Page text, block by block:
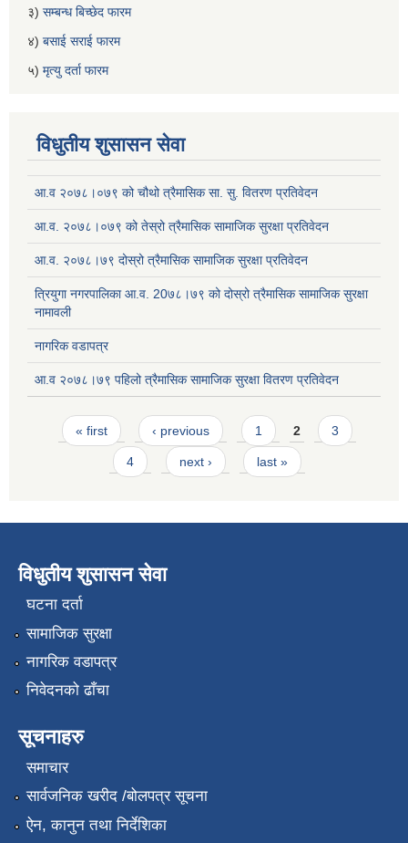
३) सम्बन्ध बिच्छेद फारम
४) बसाई सराई फारम
५) मृत्यु दर्ता फारम
विधुतीय शुसासन सेवा
आ.व २०७८।०७९ को चौथो त्रैमासिक सा. सु. वितरण प्रतिवेदन
आ.व. २०७८।०७९ को तेस्रो त्रैमासिक सामाजिक सुरक्षा प्रतिवेदन
आ.व. २०७८।७९ दोस्रो त्रैमासिक सामाजिक सुरक्षा प्रतिवेदन
त्रियुगा नगरपालिका आ.व. 20७८।७९ को दोस्रो त्रैमासिक सामाजिक सुरक्षा
नामावली
नागरिक वडापत्र
आ.व २०७८।७९ पहिलो त्रैमासिक सामाजिक सुरक्षा वितरण प्रतिवेदन
Pages
« first ‹ previous 1 2 3
4 next › last »
विधुतीय शुसासन सेवा
घटना दर्ता
सामाजिक सुरक्षा
नागरिक वडापत्र
निवेदनको ढाँचा
सूचनाहरु
समाचार
सार्वजनिक खरीद /बोलपत्र सूचना
ऐन, कानुन तथा निर्देशिका